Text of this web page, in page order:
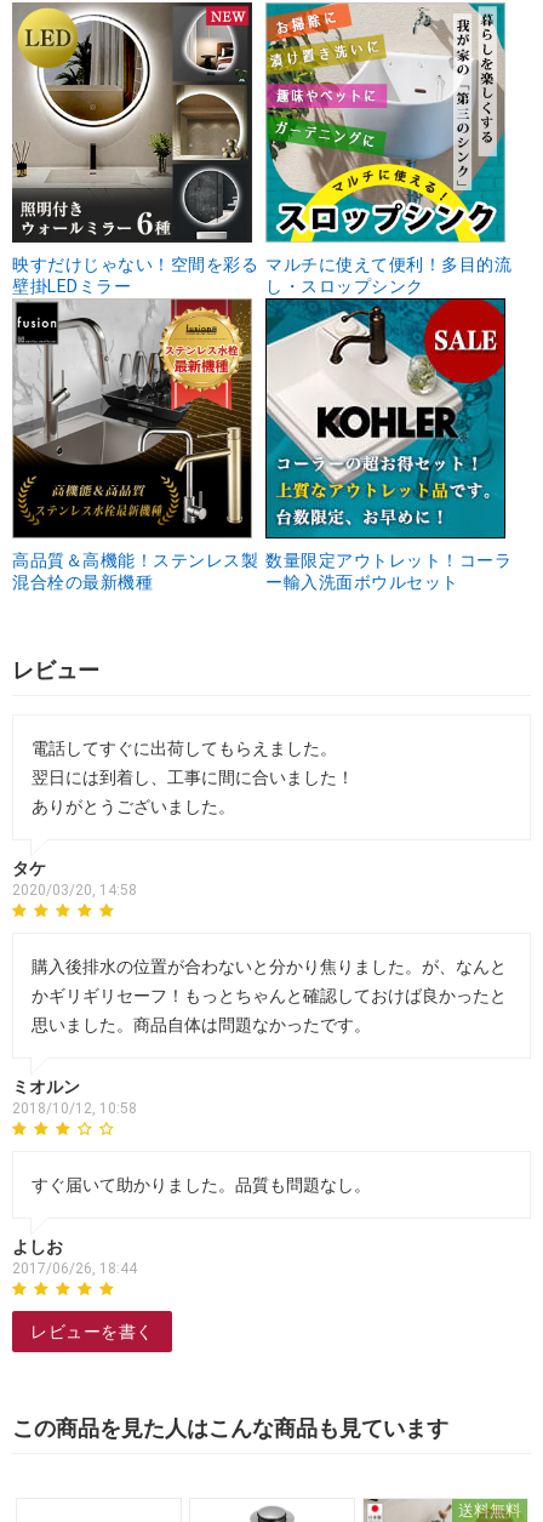
映すだけじゃない！空間を彩る
壁掛LEDミラー
マルチに使えて便利！多目的流
し・スロップシンク
高品質＆高機能！ステンレス製
混合栓の最新機種
数量限定アウトレット！コーラ
ー輸入洗面ボウルセット
レビュー
電話してすぐに出荷してもらえました。
翌日には到着し、工事に間に合いました！
ありがとうございました。
タケ
2020/03/20, 14:58
購入後排水の位置が合わないと分かり焦りました。が、なんと
かギリギリセーフ！もっとちゃんと確認しておけば良かったと
思いました。商品自体は問題なかったです。
ミオルン
2018/10/12, 10:58
すぐ届いて助かりました。品質も問題なし。
よしお
2017/06/26, 18:44
レビューを書く
この商品を見た人はこんな商品も見ています
送料無料